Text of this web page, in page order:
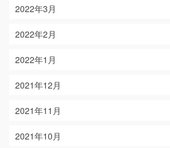
2022年3月
2022年2月
2022年1月
2021年12月
2021年11月
2021年10月